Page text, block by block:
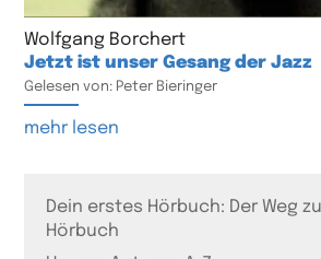
Wolfgang Borchert
Jetzt ist unser Gesang der Jazz
Gelesen von: Peter Bieringer
mehr lesen
Dein erstes Hörbuch: Der Weg
Hörbuch